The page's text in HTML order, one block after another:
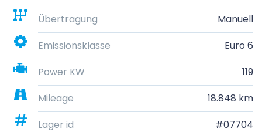
Übertragung
Manuell
Emissionsklasse
Euro 6
Power KW
119
Mileage
18.848 km
Lager id
#07704